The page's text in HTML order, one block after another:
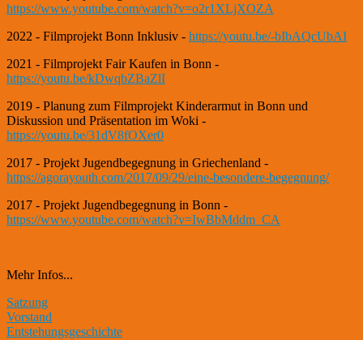
https://www.youtube.com/watch?v=o2r1XLjXOZA
2022 - Filmprojekt Bonn Inklusiv - https://youtu.be/-bIbAQcUbAI
2021 - Filmprojekt Fair Kaufen in Bonn -
https://youtu.be/kDwqbZBaZlI
2019 - Planung zum Filmprojekt Kinderarmut in Bonn und
Diskussion und Präsentation im Woki -
https://youtu.be/31dV8fOXer0
2017 - Projekt Jugendbegegnung in Griechenland -
https://agorayouth.com/2017/09/29/eine-besondere-begegnung/
2017 - Projekt Jugendbegegnung in Bonn -
https://www.youtube.com/watch?v=IwBbMddm_CA
Mehr Infos...
Satzung
Vorstand
Entstehungsgeschichte